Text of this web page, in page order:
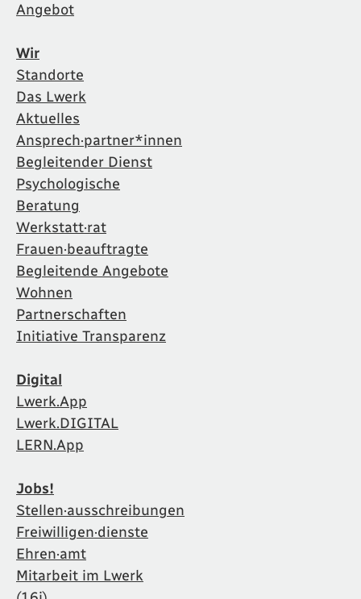
Angebot
Wir
Standorte
Das Lwerk
Aktuelles
Ansprech·partner*innen
Begleitender Dienst
Psychologische
Beratung
Werkstatt·rat
Frauen·beauftragte
Begleitende Angebote
Wohnen
Partnerschaften
Initiative Transparenz
Digital
Lwerk.App
Lwerk.DIGITAL
LERN.App
Jobs!
Stellen·ausschreibungen
Freiwilligen·dienste
Ehren·amt
Mitarbeit im Lwerk